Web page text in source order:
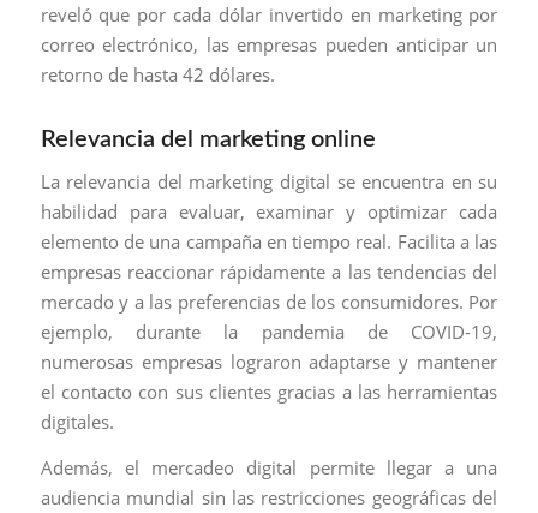
reveló que por cada dólar invertido en marketing por
correo electrónico, las empresas pueden anticipar un
retorno de hasta 42 dólares.
Relevancia del marketing online
La relevancia del marketing digital se encuentra en su
habilidad para evaluar, examinar y optimizar cada
elemento de una campaña en tiempo real. Facilita a las
empresas reaccionar rápidamente a las tendencias del
mercado y a las preferencias de los consumidores. Por
ejemplo, durante la pandemia de COVID-19,
numerosas empresas lograron adaptarse y mantener
el contacto con sus clientes gracias a las herramientas
digitales.
Además, el mercadeo digital permite llegar a una
audiencia mundial sin las restricciones geográficas del